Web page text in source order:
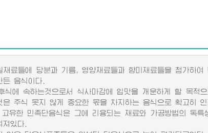
료들에 당분과 기름, 영양재료들과 향미재료들을 첨가하여
음식이다.
에 속하는것으로서 식사마감에 입맛을 개운하게 할 목적으
주식 못지 않게 중요한 몫을 차지하는 음식으로 확고히 인
한 민족단음식은 그에 리용되는 재료와 가공방법의 독특
있다.